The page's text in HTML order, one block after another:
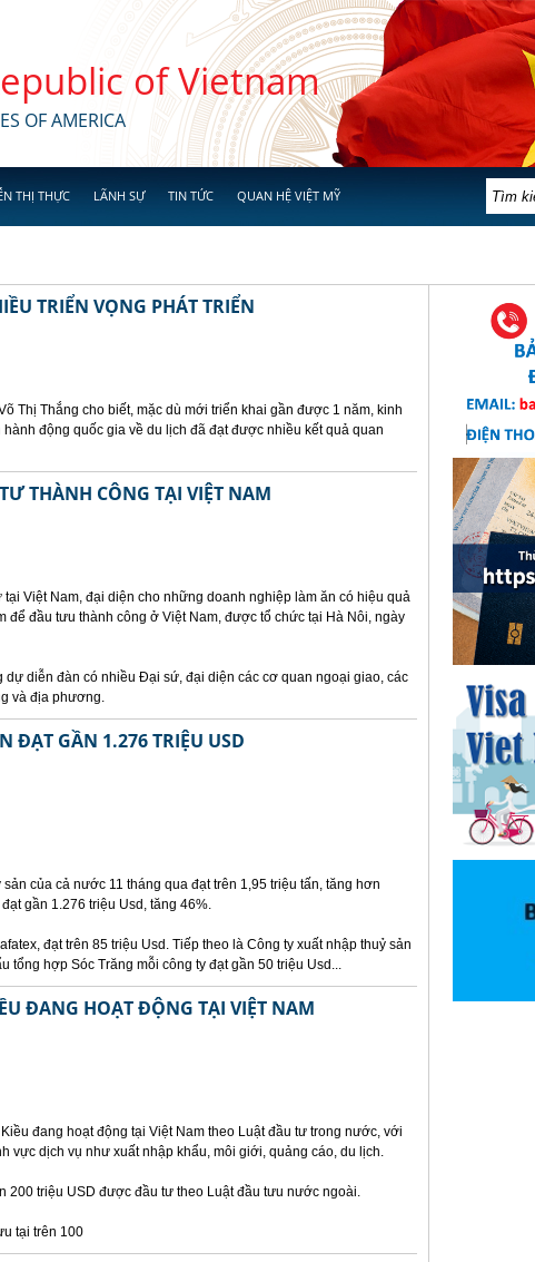
of Vietnam
OF AMERICA
THỊ THỰC LÃNH SỰ TIN TỨC QUAN HỆ VIỆT MỸ BIỂU
TRIỂN VỌNG PHÁT TRIỂN
Thị Thắng cho biết, mặc dù mới triển khai gần được 1 năm, kinh
động quốc gia về du lịch đã đạt được nhiều kết quả quan
THÀNH CÔNG TẠI VIỆT NAM
Việt Nam, đại diện cho những doanh nghiệp làm ăn có hiệu quả
để đầu tưu thành công ở Việt Nam, được tổ chức tại Hà Nôi, ngày
diễn đàn có nhiều Đại sứ, đại diện các cơ quan ngoại giao, các
và địa phương.
ĐẠT GẦN 1.276 TRIỆU USD
của cả nước 11 tháng qua đạt trên 1,95 triệu tấn, tăng hơn
gần 1.276 triệu Usd, tăng 46%.
đạt trên 85 triệu Usd. Tiếp theo là Công ty xuất nhập thuỷ sản
tổng hợp Sóc Trăng mỗi công ty đạt gần 50 triệu Usd...
ĐANG HOẠT ĐỘNG TẠI VIỆT NAM
đang hoạt động tại Việt Nam theo Luật đầu tư trong nước, với
vực dịch vụ như xuất nhập khẩu, môi giới, quảng cáo, du lịch.
200 triệu USD được đầu tư theo Luật đầu tưu nước ngoài.
tại trên 100